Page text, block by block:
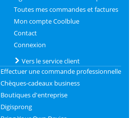
Toutes mes commandes et factures
Mon compte Coolblue
Contact
Connexion
Vers le service client
Effectuer une commande professionnelle
Chèques-cadeaux business
Boutiques d'entreprise
Digisprong